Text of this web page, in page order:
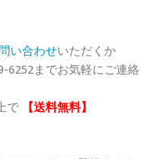
い合わせいただくか
6252までお気軽にご連絡
で
【送料無料】